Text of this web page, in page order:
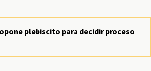
plebiscito para decidir proceso